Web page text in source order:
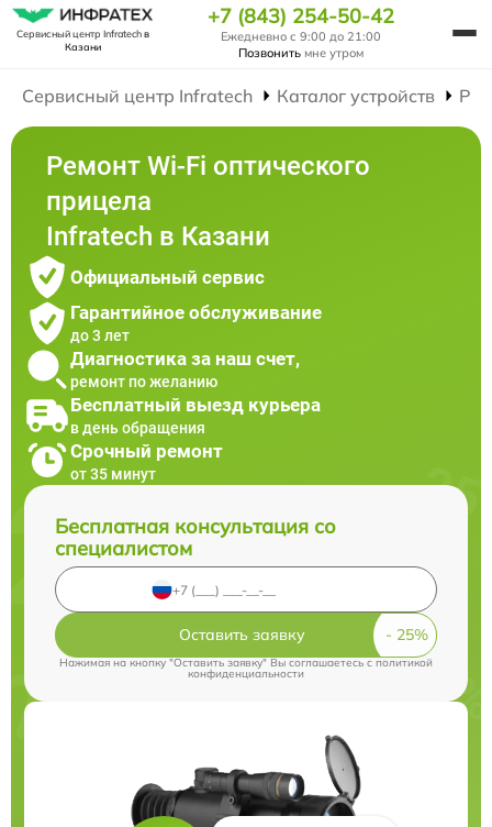
Сервисный центр Infratechв
Казани
+7 (843) 254-50-42
Ежедневно с 9:00 до 21:00
Позвонить мне утром
Сервисный центр Infratech Каталог устройств
Ремонт Wi-Fi оптического
прицела
Infratech в Казани
Официальный сервис
Гарантийное обслуживание
до 3 лет
Диагностика за наш счет,
ремонт по желанию
Бесплатный выезд курьера
в день обращения
Срочный ремонт
от 35 минут
Бесплатная консультация со
специалистом
Оставить заявку
Нажимая на кнопку "Оставить заявку" Вы соглашаетесь cполитикой
конфиденциальности